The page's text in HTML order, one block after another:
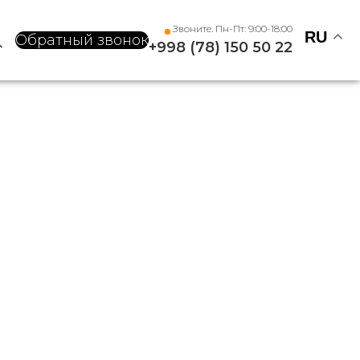
Обратный звонок
Звоните. Пн-Пт: 9:00-18:00
+998 (78) 150 50 22
RU